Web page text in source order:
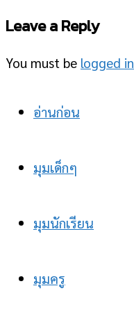
Leave a Reply
You must be logged in
อ่านก่อน
มุมเด็กๆ
มุมนักเรียน
มุมครู